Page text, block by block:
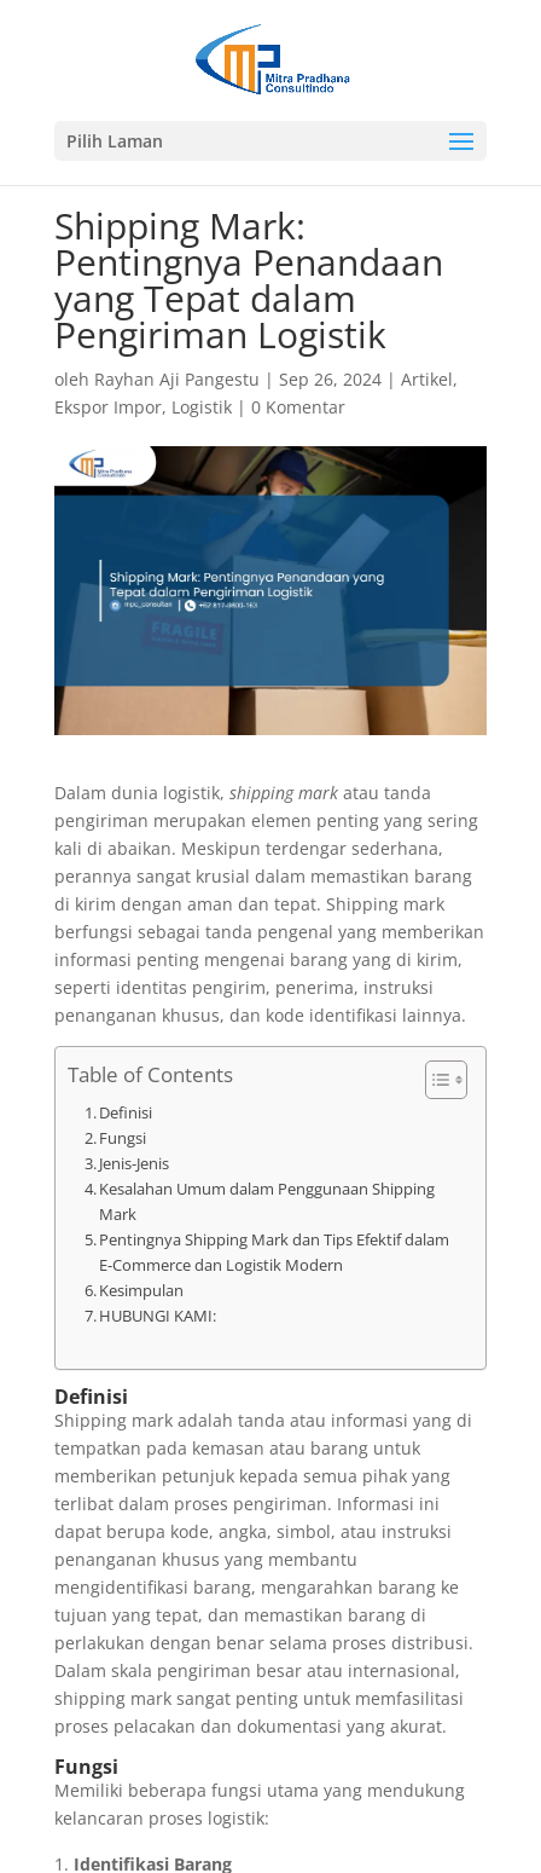
Pilih Laman
Shipping Mark:
Pentingnya Penandaan
yang Tepat dalam
Pengiriman Logistik
oleh Rayhan Aji Pangestu | Sep 26, 2024| Artikel,
Ekspor Impor, Logistik| 0 Komentar
Dalam dunia logistik, shipping markatau tanda
pengiriman merupakan elemen penting yang sering
kali di abaikan. Meskipun terdengar sederhana,
perannya sangat krusial dalam memastikan barang
di kirim dengan aman dan tepat. Shipping mark
berfungsi sebagai tanda pengenal yang memberikan
informasi penting mengenai barang yang di kirim,
seperti identitas pengirim, penerima, instruksi
penanganan khusus, dan kode identifikasi lainnya.
Table of Contents
Definisi
Fungsi
Jenis-Jenis
Kesalahan Umum dalam Penggunaan Shipping
Mark
Pentingnya Shipping Mark dan Tips Efektif dalam
E-Commerce dan Logistik Modern
Kesimpulan
HUBUNGI KAMI:
Definisi
Shipping mark adalah tanda atau informasi yang di
tempatkan pada kemasan atau barang untuk
memberikan petunjuk kepada semua pihak yang
terlibat dalam proses pengiriman. Informasi ini
dapat berupa kode, angka, simbol, atau instruksi
penanganan khusus yang membantu
mengidentifikasi barang, mengarahkan barang ke
tujuan yang tepat, dan memastikan barang di
perlakukan dengan benar selama proses distribusi.
Dalam skala pengiriman besar atau internasional,
shipping mark sangat penting untuk memfasilitasi
proses pelacakan dan dokumentasi yang akurat.
Fungsi
Memiliki beberapa fungsi utama yang mendukung
kelancaran proses logistik:
Identifikasi Barang